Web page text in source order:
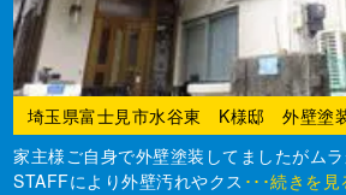
埼玉県富士見市水谷東 K様邸 外壁塗
家主様ご自身で外壁塗装してましたがム
STAFFにより外壁汚れやクス ･･･続きを見